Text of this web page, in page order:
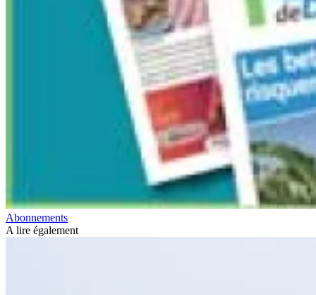
Abonnements
A lire également